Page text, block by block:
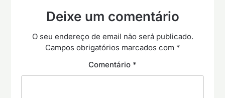
Deixe um comentário
O seu endereço de email não será publicado.
Campos obrigatórios marcados com *
Comentário *